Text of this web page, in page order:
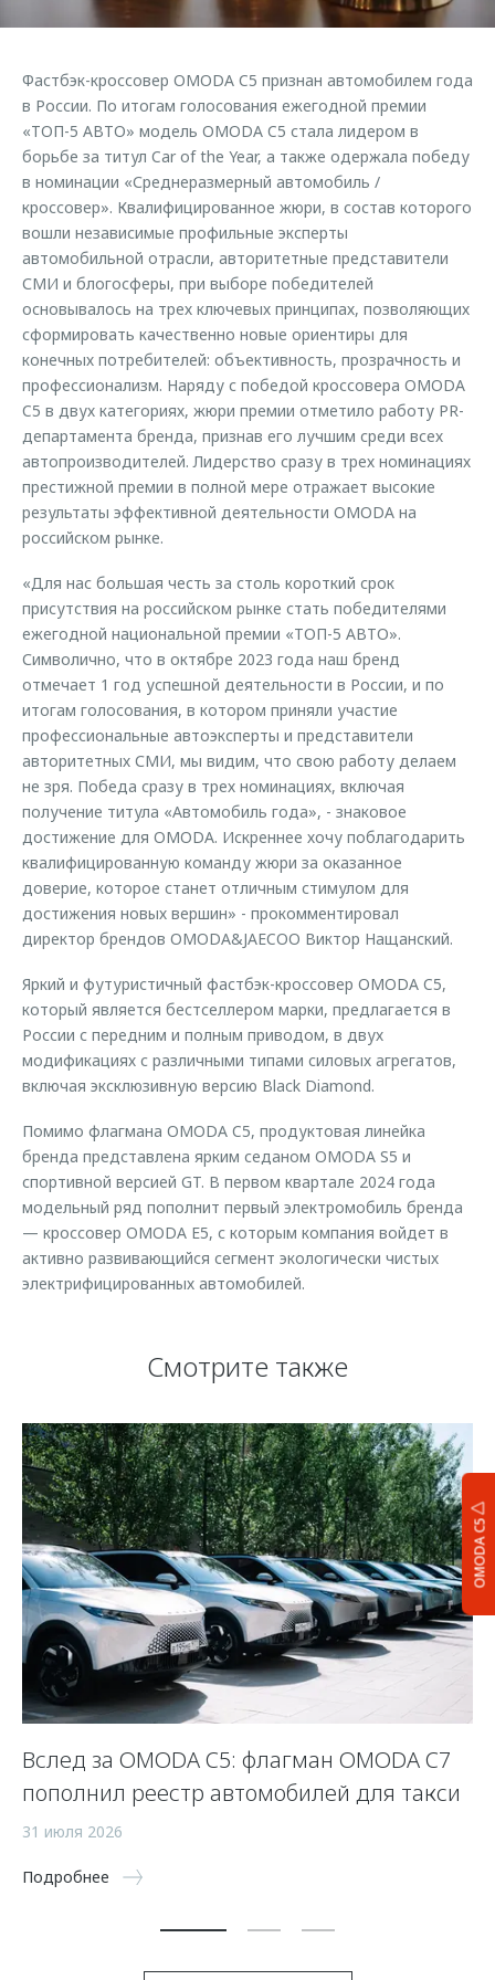
Страхование
Аксессуары
Одежда и сувениры
Оригинальные аксессуары
Запчасти
Трейд-ин
Калькулятор трейд-ин
Клиентская поддержка
Клуб владельцев OMODA
Приложение O&J
Аксессуары
Одежда и сувениры
Оригинальные аксессуары
Запчасти
Обратная связь
OMODA C5
Фастбэк-кроссовер OMODA C5 признан автомобилем года
в России. По итогам голосования ежегодной премии
«ТОП-5 АВТО» модель OMODA C5 стала лидером в
борьбе за титул Car of the Year, а также одержала победу
в номинации «Среднеразмерный автомобиль /
кроссовер». Квалифицированное жюри, в состав которого
вошли независимые профильные эксперты
автомобильной отрасли, авторитетные представители
СМИ и блогосферы, при выборе победителей
основывалось на трех ключевых принципах, позволяющих
сформировать качественно новые ориентиры для
конечных потребителей: объективность, прозрачность и
профессионализм. Наряду с победой кроссовера OMODA
C5 в двух категориях, жюри премии отметило работу PR-
департамента бренда, признав его лучшим среди всех
автопроизводителей. Лидерство сразу в трех номинациях
престижной премии в полной мере отражает высокие
результаты эффективной деятельности OMODA на
российском рынке.
«Для нас большая честь за столь короткий срок
присутствия на российском рынке стать победителями
ежегодной национальной премии «ТОП-5 АВТО».
Символично, что в октябре 2023 года наш бренд
отмечает 1 год успешной деятельности в России, и по
итогам голосования, в котором приняли участие
профессиональные автоэксперты и представители
авторитетных СМИ, мы видим, что свою работу делаем
не зря. Победа сразу в трех номинациях, включая
получение титула «Автомобиль года», - знаковое
достижение для OMODA. Искреннее хочу поблагодарить
квалифицированную команду жюри за оказанное
доверие, которое станет отличным стимулом для
достижения новых вершин» - прокомментировал
директор брендов OMODA&JAECOO Виктор Нащанский.
Яркий и футуристичный фастбэк-кроссовер OMODA C5,
который является бестселлером марки, предлагается в
России с передним и полным приводом, в двух
модификациях с различными типами силовых агрегатов,
включая эксклюзивную версию Black Diamond.
Помимо флагмана OMODA C5, продуктовая линейка
бренда представлена ярким седаном OMODA S5 и
спортивной версией GT. В первом квартале 2024 года
модельный ряд пополнит первый электромобиль бренда
— кроссовер OMODA E5, с которым компания войдет в
активно развивающийся сегмент экологически чистых
электрифицированных автомобилей.
Смотрите также
Вслед за OMODA C5: флагман OMODA C7
пополнил реестр автомобилей для такси
31 июля 2026
Подробнее